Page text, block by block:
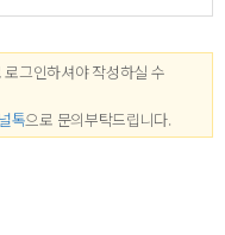
그인하셔야 작성하실 수
톡으로 문의부탁드립니다.